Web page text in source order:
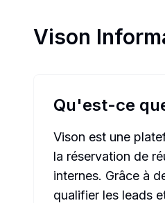
Vison
Qu'est-ce
Vison est une
la réservation de
internes. Grâce à
qualifier les leads